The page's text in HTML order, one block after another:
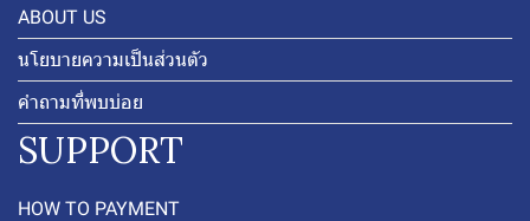
ABOUT US
นโยบายความเป็นส่วนตัว
คำถามที่พบบ่อย
SUPPORT
HOW TO PAYMENT